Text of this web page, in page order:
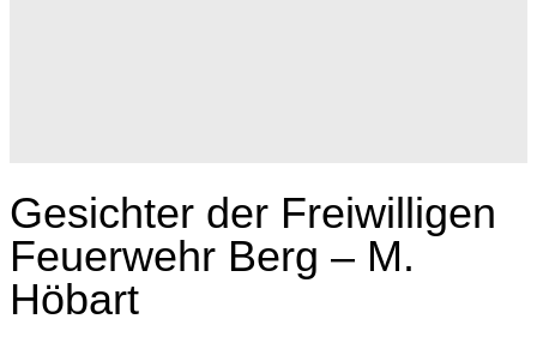
Gesichter der Freiwilligen
Feuerwehr Berg – M.
Höbart